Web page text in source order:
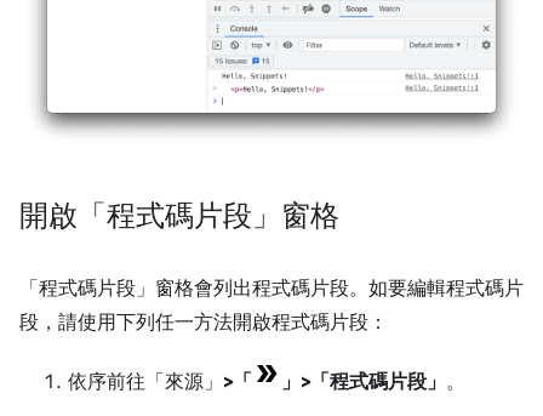
開啟「程式碼片段」窗格
「程式碼片段」 窗格會列出程式碼片段。如要編輯程式碼片
段，請使用下列任一方法開啟程式碼片段：
依序前往「來源」 >「 」 >「程式碼片段」 。